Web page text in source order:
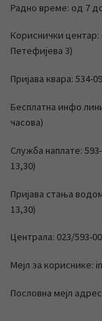
Радно време: од 7
Кориснички
Петефијева 3)
Пријава квара: 534-
Бесплатна инфо
часова)
Служба наплате:
13,30)
Пријава стања
13,30)
Централа: 023/593-
Мејл за кориснике:
Пословна мејл